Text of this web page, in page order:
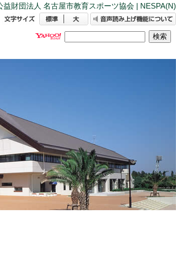
益財団法人 名古屋市教育スポーツ協会 | NESPA(N)